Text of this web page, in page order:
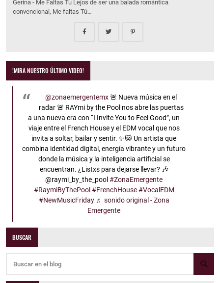
Gerina - Me Faltas Tu Lejos de ser una balada romántica
convencional, Me faltas Tú…
!MIRA NUESTRO ÚLTIMO VIDEO!
@zonaemergentemx🚨 Nueva música en el
radar 🚨 RAYmi by the Pool nos abre las puertas
a una nueva era con “I Invite You to Feel Good”, un
viaje entre el French House y el EDM vocal que nos
invita a soltar, bailar y sentir. ✨🐱 Un artista que
combina identidad digital, energía vibrante y un futuro
donde la música y la inteligencia artificial se
encuentran. ¿Listxs para dejarse llevar? 🎶
@raymi_by_the_pool #ZonaEmergente
#RaymiByThePool #FrenchHouse #VocalEDM
#NewMusicFriday ♬ sonido original - Zona
Emergente
BUSCAR